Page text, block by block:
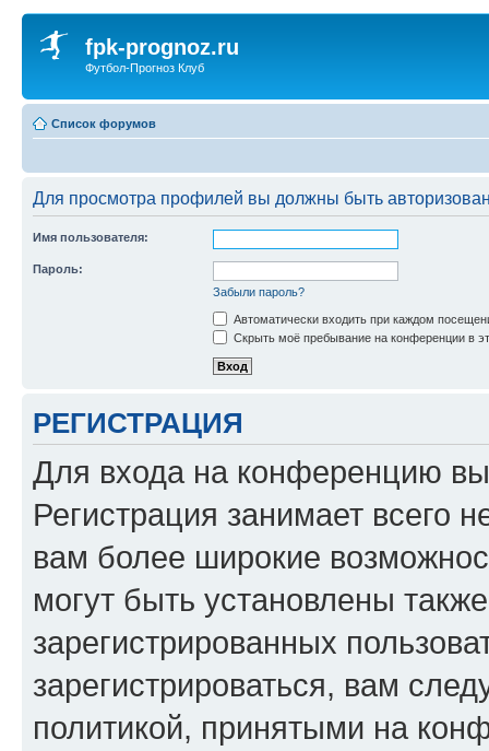
fpk-prognoz.ru
Футбол-Прогноз Клуб
Список форумов
Для просмотра профилей вы должны быть
Имя пользователя:
Пароль:
Забыли пароль?
Автоматически входить при каждом
Скрыть моё пребывание на конференции в
РЕГИСТРАЦИЯ
Для входа на конференцию
Регистрация занимает всего
вам более широкие
могут быть установлены
зарегистрированных
зарегистрироваться, вам
политикой, принятыми на